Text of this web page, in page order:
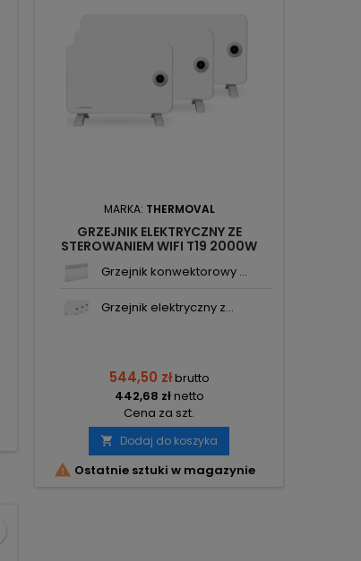
MARKA: THERMOVAL
GRZEJNIK ELEKTRYCZNY ZE
STEROWANIEM WIFI T19 2000W
Grzejnik konwektorowy ...
Grzejnik elektryczny z...
544,50 złbrutto
442,68 złnetto
Cena za szt.
 Dodaj do koszyka
 Ostatnie sztuki w magazynie